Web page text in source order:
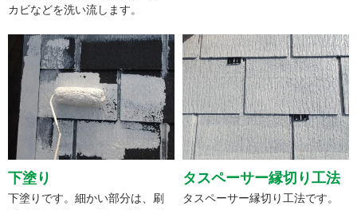
カビなどを洗い流します。
下塗り
下塗りです。細かい部分は、刷
タスペーサー縁切り工法
タスペーサー縁切り工法です。